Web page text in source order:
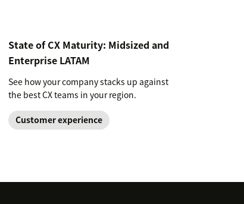
State of CX Maturity: Midsized and
Enterprise LATAM
See how your company stacks up against
the best CX teams in your region.
Customer experience